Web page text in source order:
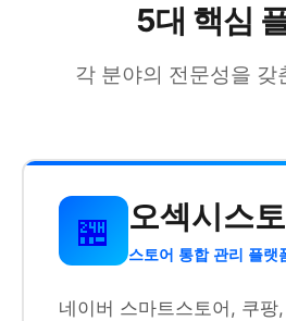
5대 핵심
각 분야의 전문성을 갖
🏪 오섹시스
스토어 통합 관리 플랫
네이버 스마트스토어, 쿠팡